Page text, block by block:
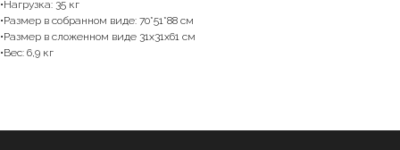
•Нагрузка: 35 кг
•Размер в собранном виде: 70*51*88 см
•Размер в сложенном виде 31x31x61 см
•Вес: 6,9 кг